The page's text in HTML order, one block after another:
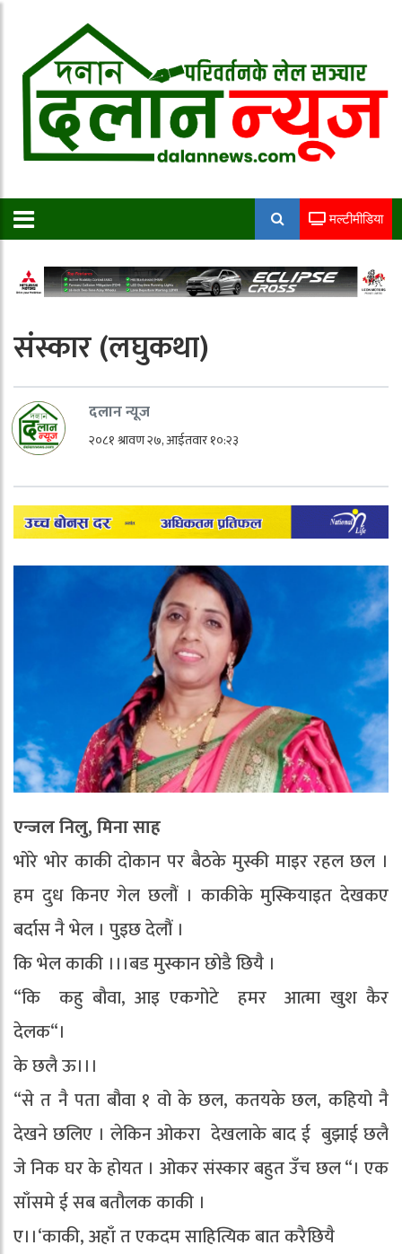
मल्टीमीडिया
संस्कार (लघुकथा)
दलान न्यूज
२०८१ श्रावण २७, आईतवार १०:२३
एन्जल निलु, मिना साह
भोरे भोर काकी दोकान पर बैठके मुस्की माइर रहल छल ।
हम दुध किनए गेल छलौं । काकीके मुस्कियाइत देखकए
बर्दास नै भेल । पुइछ देलौं ।
कि भेल काकी ।।।बड मुस्कान छोडै छियै ।
“कि कहु बौवा, आइ एकगोटे हमर आत्मा खुश कैर
देलक“।
के छलै ऊ।।।
“से त नै पता बौवा १ वो के छल, कतयके छल, कहियो नै
देखने छलिए । लेकिन ओकरा देखलाके बाद ई बुझाई छलै
जे निक घर के होयत । ओकर संस्कार बहुत उँच छल “। एक
साँसमे ई सब बतौलक काकी ।
ए।।‘काकी, अहाँ त एकदम साहित्यिक बात करैछियै